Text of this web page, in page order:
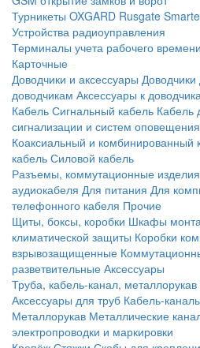
Турникеты OXGARD Rusgate
Устройства радиоуправления
Терминалы учета рабочего времени
Карточные
Доводчики и аксессуары
доводчикам Аксессуары к
Кабель Сигнальный кабель Кабель
сигнализации и систем оповещения
Коаксиальный и комбинированный
кабель Силовой кабель
Разъемы, коммутационные изделия
аудиокабеля Для питания Для
телефонного кабеля Прочие
Щиты, боксы, коробки Шкафы
климатической защиты Коробки
взрывозащищенные
разветвительные Аксессуары
Труба, кабель-канал, металлорукав
Аксессуары для труб Кабель-
Металлорукав Металлические
электропроводки и маркировки